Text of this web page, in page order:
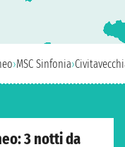
›MSC Sinfonia›
3 notti da